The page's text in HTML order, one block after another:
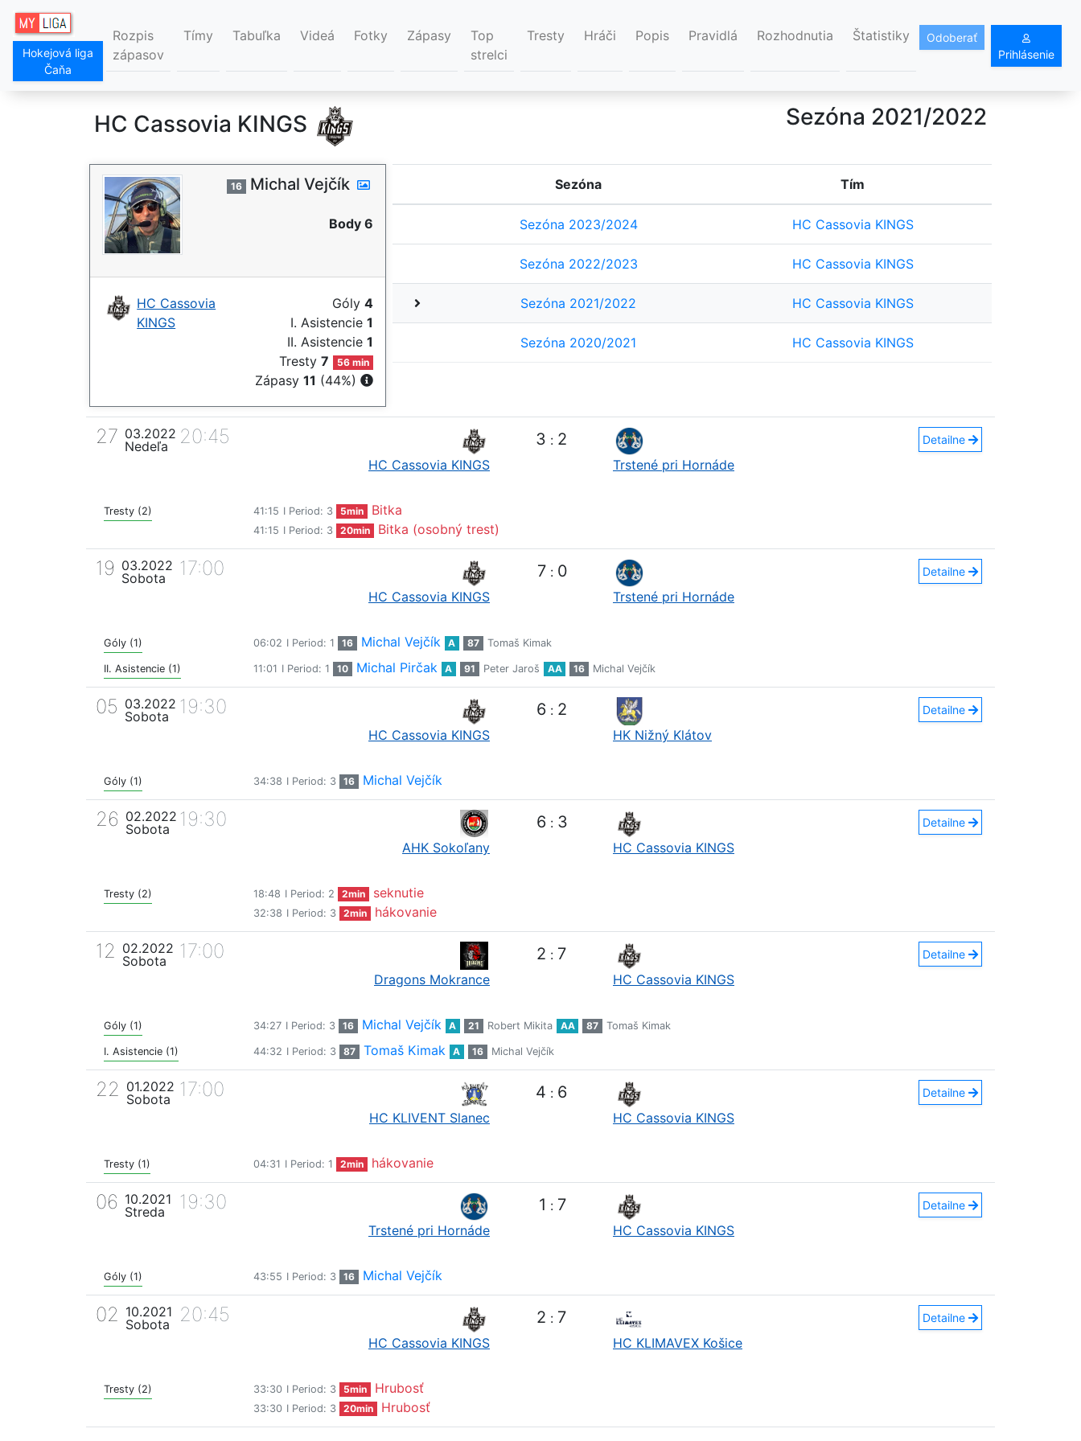
Hokejová liga
Čaňa
Rozpis
zápasov
Tímy Tabuľka Videá Fotky Zápasy
Top
strelci
Tresty Hráči Popis Pravidlá Rozhodnutia Štatistiky
Odoberať
Prihlásenie
HC Cassovia KINGS Sezóna 2021/2022
16 Michal Vejčík
Body 6
HC Cassovia
KINGS
Góly 4
I. Asistencie 1
II. Asistencie 1
Tresty7 56 min
Zápasy 11 (44%)
Sezóna Tím
Sezóna 2023/2024 HC Cassovia KINGS
Sezóna 2022/2023 HC Cassovia KINGS
Sezóna 2021/2022 HC Cassovia KINGS
Sezóna 2020/2021 HC Cassovia KINGS
27 03.2022
Nedeľa
20:45
HC Cassovia KINGS
3 : 2
Trstené pri Hornáde
Detailne
Tresty (2) 41:15 I Period: 3 5min Bitka
41:15 I Period: 3 20min Bitka (osobný trest)
19 03.2022
Sobota
17:00
HC Cassovia KINGS
7 : 0
Trstené pri Hornáde
Detailne
Góly (1) 06:02 I Period: 1 16 Michal Vejčík A 87 Tomaš Kimak
II. Asistencie (1) 11:01 I Period: 1 10 Michal Pirčak A 91 Peter Jaroš AA 16 Michal Vejčík
05 03.2022
Sobota
19:30
HC Cassovia KINGS
6 : 2
HK Nižný Klátov
Detailne
Góly (1) 34:38 I Period: 3 16 Michal Vejčík
26 02.2022
Sobota
19:30
AHK Sokoľany
6 : 3
HC Cassovia KINGS
Detailne
Tresty (2) 18:48 I Period: 2 2min seknutie
32:38 I Period: 3 2min hákovanie
12 02.2022
Sobota
17:00
Dragons Mokrance
2 : 7
HC Cassovia KINGS
Detailne
Góly (1) 34:27 I Period: 3 16 Michal Vejčík A 21 Robert Mikita AA 87 Tomaš Kimak
I. Asistencie (1) 44:32 I Period: 3 87 Tomaš Kimak A 16 Michal Vejčík
22 01.2022
Sobota
17:00
HC KLIVENT Slanec
4 : 6
HC Cassovia KINGS
Detailne
Tresty (1) 04:31 I Period: 1 2min hákovanie
06 10.2021
Streda
19:30
Trstené pri Hornáde
1 : 7
HC Cassovia KINGS
Detailne
Góly (1) 43:55 I Period: 3 16 Michal Vejčík
02 10.2021
Sobota
20:45
HC Cassovia KINGS
2 : 7
HC KLIMAVEX Košice
Detailne
Tresty (2) 33:30 I Period: 3 5min Hrubosť
33:30 I Period: 3 20min Hrubosť